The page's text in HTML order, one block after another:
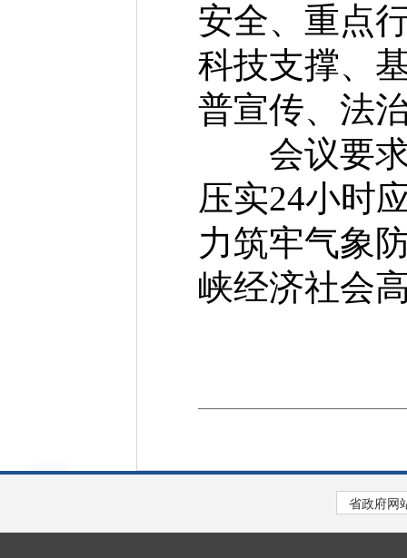
安全、重点
科技支撑、
普宣传、法
会议要求
压实24小时
力筑牢气象
峡经济社会